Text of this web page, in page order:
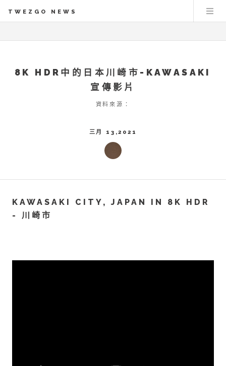
TWEZGO NEWS
8K HDR中的日本川崎市-KAWASAKI
宣傳影片
資料來源：
三月 13,2021
KAWASAKI CITY, JAPAN IN 8K HDR
- 川崎市